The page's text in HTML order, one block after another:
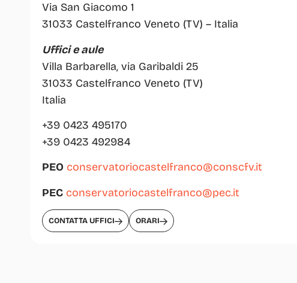
Via San Giacomo 1
31033 Castelfranco Veneto (TV) – Italia
Uffici e aule
Villa Barbarella, via Garibaldi 25
31033 Castelfranco Veneto (TV)
Italia
+39 0423 495170
+39 0423 492984
PEO conservatoriocastelfranco@conscfv.it
PEC conservatoriocastelfranco@pec.it
CONTATTA UFFICI ORARI